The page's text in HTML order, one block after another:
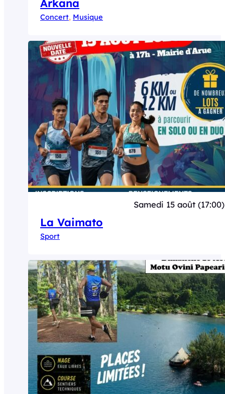
Arkana
Concert, Musique
Samedi 15 août (17:00)
La Vaimato
Sport